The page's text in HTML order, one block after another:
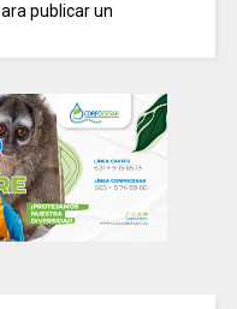
publicar un